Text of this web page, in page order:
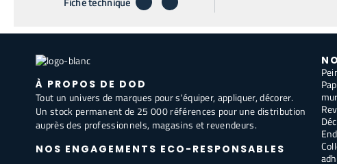
À PROPOS DE DOD
Tout un univers de marques pour s'équiper, appliquer, décorer.
Un stock permanent de 25 000 références pour une distribution
auprès des professionnels, magasins et revendeurs.
NOS ENGAGEMENTS ECO-RESPONSABLES